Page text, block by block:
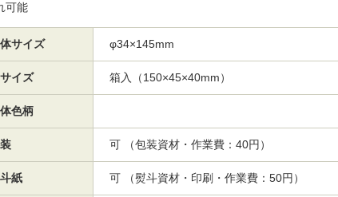
可能
サイズ φ34×145mm
イズ 箱入（150×45×40mm）
色柄
可 （包装資材・作業費：40円）
紙 可 （熨斗資材・印刷・作業費：50円）